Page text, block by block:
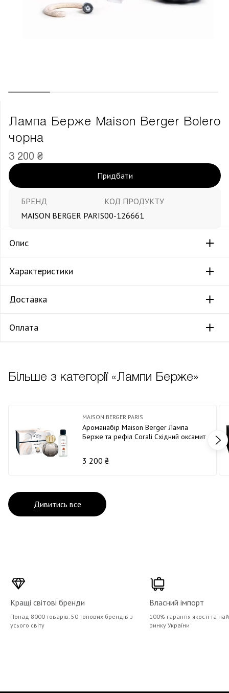
Лампа Берже Maison Berger Bolero
чорна
3 200 ₴
Придбати
БРЕНД
MAISON BERGER PARIS
КОД ПРОДУКТУ
00-126661
Опис
Характеристики
Доставка
Оплата
Більше з категорії «Лампи Берже»
MAISON BERGER PARIS
Ароманабір Maison Berger Лампа
Берже та рефіл Corali Східний оксамит
3 200 ₴
Дивитись все
Кращі світові бренди
Понад 8000 товарів. 50 топових брендів з
усього світу
Власний імпорт
100% гарантія якості та
ринку України